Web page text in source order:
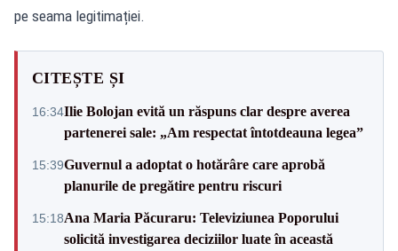
pe seama legitimației.
CITEȘTE ȘI
16:34Ilie Bolojan evită un răspuns clar despre averea
partenerei sale: „Am respectat întotdeauna legea”
15:39Guvernul a adoptat o hotărâre care aprobă
planurile de pregătire pentru riscuri
15:18Ana Maria Păcuraru: Televiziunea Poporului
solicită investigarea deciziilor luate în această